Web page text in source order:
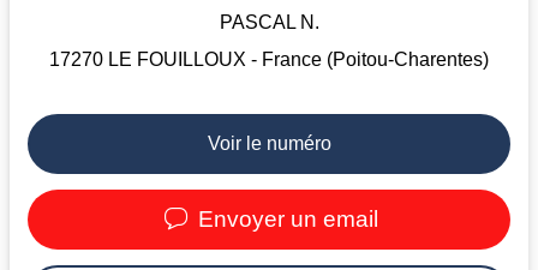
PASCAL N.
17270 LE FOUILLOUX - France (Poitou-Charentes)
Voir le numéro
Envoyer un email